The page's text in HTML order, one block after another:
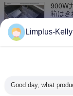
900W
箱はき
316L
ステン
Limplus-Kelly
Good day, what